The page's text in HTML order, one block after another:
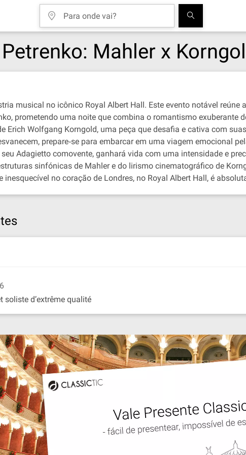
Mahler x
musical no icônico Royal Albert Hall. Este evento notável
prometendo uma noite que combina o romantismo exuberante
Erich Wolfgang Korngold, uma peça que desafia e cativa com
prepare‐se para embarcar em uma viagem emocional
Adagietto comovente, ganhará vida com uma intensidade e
sinfónicas de Mahler e do lirismo cinematográfico de
inesquecível no coração de Londres, no Royal Albert Hall, é
soliste d’extrême qualité